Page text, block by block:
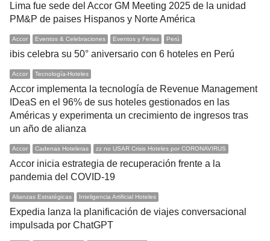
Lima fue sede del Accor GM Meeting 2025 de la unidad
PM&P de paises Hispanos y Norte América
Accor Eventos & Celebraciones Eventos y Ferias Perú
ibis celebra su 50° aniversario con 6 hoteles en Perú
Accor Tecnología-Hoteles
Accor implementa la tecnología de Revenue Management
IDeaS en el 96% de sus hoteles gestionados en las
Américas y experimenta un crecimiento de ingresos tras
un año de alianza
Accor Cadenas Hoteleras zz no USAR Crisis Hoteles por CORONAVIRUS
Accor inicia estrategia de recuperación frente a la
pandemia del COVID-19
Alianzas Estratégicas Inteligencia Artificial Hoteles
Expedia lanza la planificación de viajes conversacional
impulsada por ChatGPT